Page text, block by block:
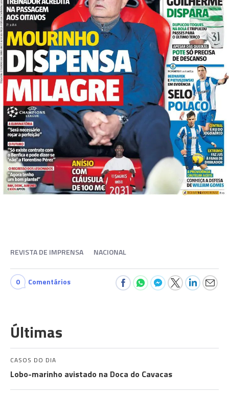
REVISTA DE IMPRENSA NACIONAL
0 Comentários
Últimas
CASOS DO DIA
Lobo-marinho avistado na Doca do Cavacas